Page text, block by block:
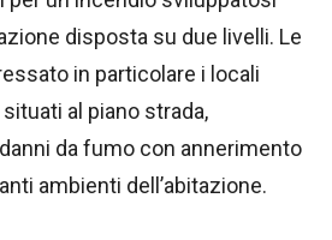
disposta su due livelli. Le
in particolare i locali
al piano strada,
da fumo con annerimento
ambienti dell’abitazione.